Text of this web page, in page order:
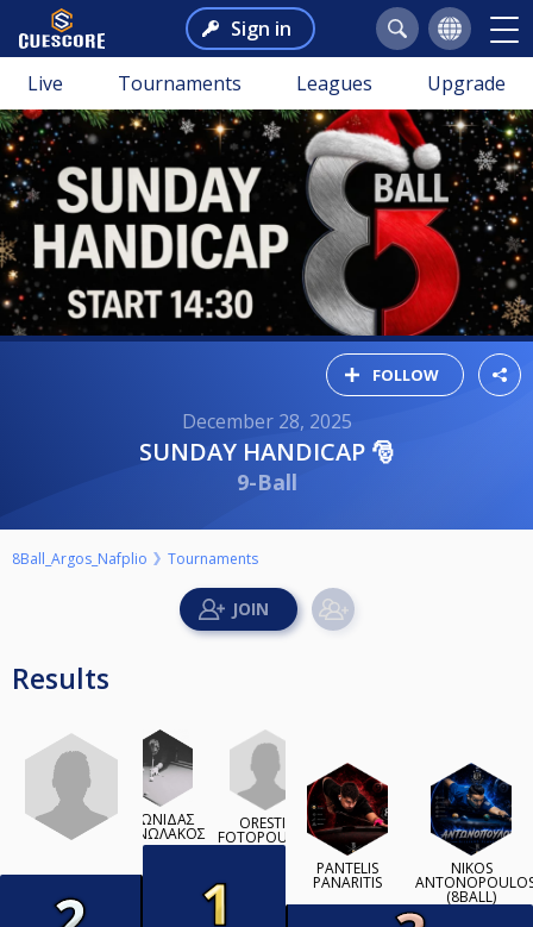
Sign in
Live Tournaments Leagues Upgrade
FOLLOW
December 28, 2025
SUNDAY HANDICAP 🎅
9-Ball
8Ball_Argos_Nafplio Tournaments
Results
ΛΕΩΝΙΔΑΣ
ΜΑΝΩΛΑΚΟΣ ORESTIS
FOTOPOULOS
PANTELIS
PANARITIS
NIKOS
(8BALL)